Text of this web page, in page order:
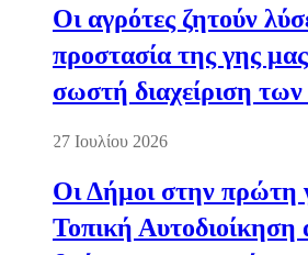
Οι αγρότες ζητούν
προστασία της γης
σωστή διαχείριση
27 Ιουλίου 2026
Οι Δήμοι στην
Τοπική Αυτοδιοίκηση